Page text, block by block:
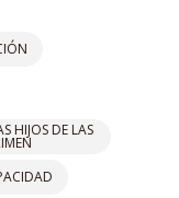
HIJOS DE LAS